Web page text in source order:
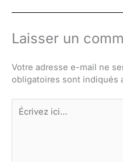
Laisser un
Votre adresse e-mail ne
obligatoires sont indiqués
Écrivez
ici…